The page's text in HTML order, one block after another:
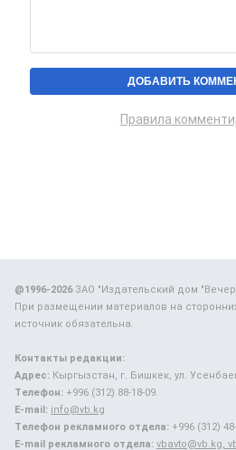
Правила
@1996-2026ЗАО "Издательский дом
При размещении материалов на
источник обязательна.
Контакты редакции:
Адрес: Кыргызстан, г. Бишкек, ул.
Телефон: +996 (312) 88-18-09.
E-mail: info@vb.kg
Телефон рекламного отдела: +996 (312)
E-mail рекламного отдела: vbavto@vb.kg,